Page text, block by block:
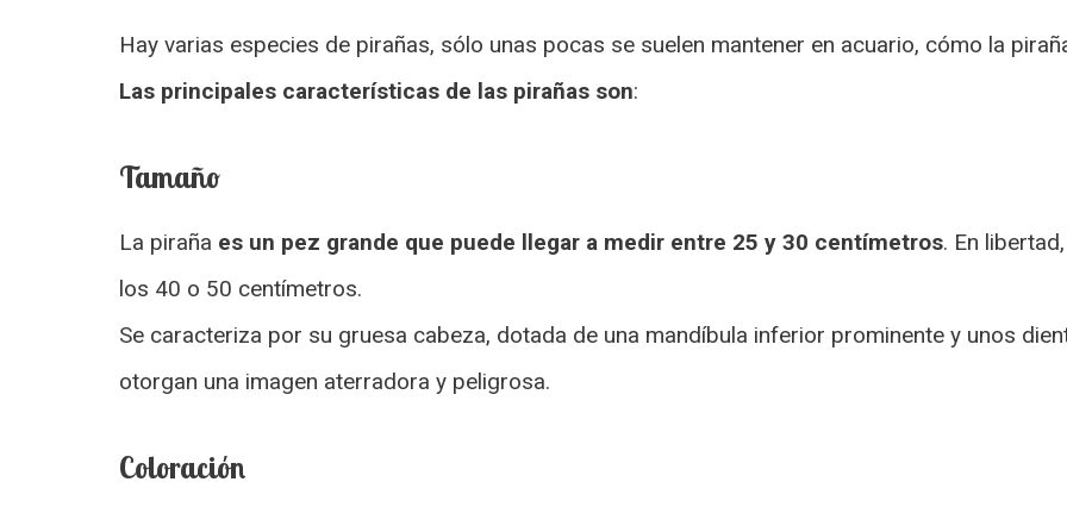
Hay varias especies de pirañas, sólo unas pocas se suelen mantener en acuario, cómo la
Las principales características de las pirañas son:
Tamaño
La piraña es un pez grande que puede llegar a medir entre 25 y 30 centímetros. En
los 40 o 50 centímetros.
Se caracteriza por su gruesa cabeza, dotada de una mandíbula inferior prominente y unos
otorgan una imagen aterradora y peligrosa.
Coloración